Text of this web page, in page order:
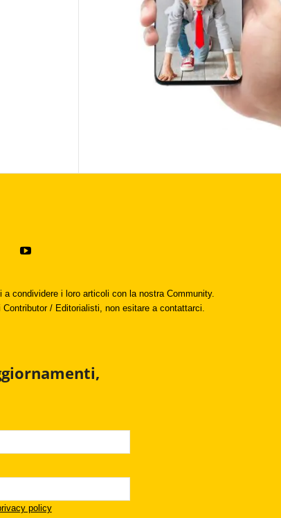
condividere i loro articoli con la nostra Community.
/ Editorialisti, non esitare a contattarci.
policy